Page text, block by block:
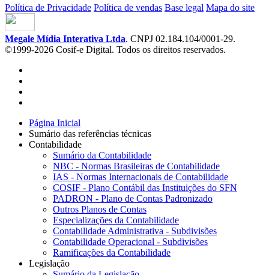
Política de Privacidade Política de vendas Base legal Mapa do site
Megale Mídia Interativa Ltda. CNPJ 02.184.104/0001-29.
©1999-2026 Cosif-e Digital. Todos os direitos reservados.
Página Inicial
Sumário das referências técnicas
Contabilidade
Sumário da Contabilidade
NBC - Normas Brasileiras de Contabilidade
IAS - Normas Internacionais de Contabilidade
COSIF - Plano Contábil das Instituições do SFN
PADRON - Plano de Contas Padronizado
Outros Planos de Contas
Especializações da Contabilidade
Contabilidade Administrativa - Subdivisões
Contabilidade Operacional - Subdivisões
Ramificações da Contabilidade
Legislação